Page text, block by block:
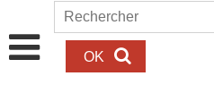
Aller au contenu principal
Formulaire
Rechercher